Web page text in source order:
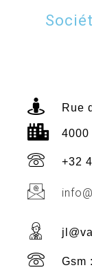
Rue
4000
+32
Gsm